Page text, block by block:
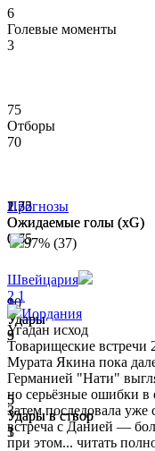
6
Голевые моменты
3
75
Отборы
70
2.32
Ожидаемые голы (xG)
0.7
10
Удары
3
5
Удары в створ
1
1.75
Ожидаемые голы (xG)
0.65
9
Удары
9
5
Удары в створ
3
Прогнозы
97% (37)
Швейцария
2 1
Иордания
Угадан исход
Товарищеские встречи
Мурата Якина пока
Германией "Нати"
но серьёзные ошибки
Затем последовала уже
встреча с Данией —
при этом... читать